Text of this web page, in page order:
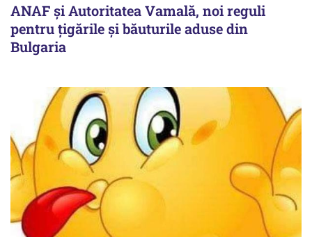
ANAF și Autoritatea Vamală, noi reguli
pentru țigările și băuturile aduse din
Bulgaria